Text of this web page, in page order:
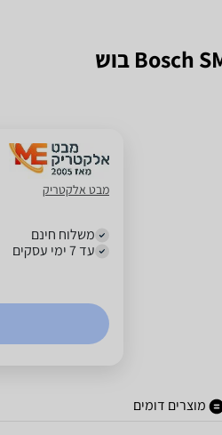
מבט אלקטריק
משלוח חינם
עד 7 ימי עסקים
מוצרים דומים